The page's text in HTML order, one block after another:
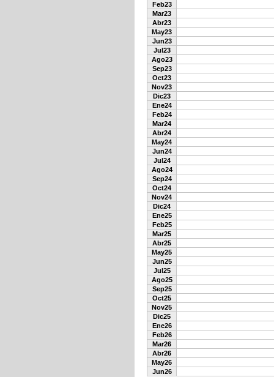
Feb23
Mar23
Abr23
May23
Jun23
Jul23
Ago23
Sep23
Oct23
Nov23
Dic23
Ene24
Feb24
Mar24
Abr24
May24
Jun24
Jul24
Ago24
Sep24
Oct24
Nov24
Dic24
Ene25
Feb25
Mar25
Abr25
May25
Jun25
Jul25
Ago25
Sep25
Oct25
Nov25
Dic25
Ene26
Feb26
Mar26
Abr26
May26
Jun26